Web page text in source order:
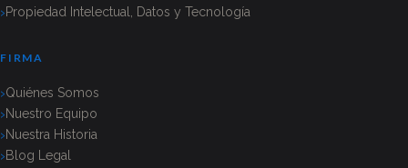
Propiedad Intelectual, Datos y Tecnología
FIRMA
Quiénes Somos
Nuestro Equipo
Nuestra Historia
Blog Legal